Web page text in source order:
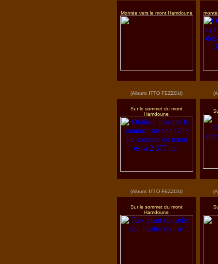
Montée vers le mont Hamdoune
(Album: ITTO FEZZOU)
Sur le sommet du mont
Hamdoune
(Album: ITTO FEZZOU)
Sur le sommet du mont
Hamdoune